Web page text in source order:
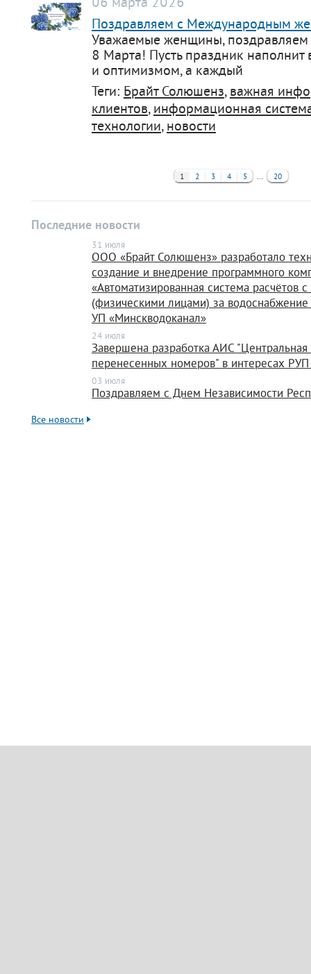
Поздравляем с Международным
Уважаемые женщины,
8 Марта! Пусть праздник наполнит
и оптимизмом, а каждый
Теги: Брайт Солюшенз, важная
клиентов, информационная
технологии, новости
1 2 3 4 5 … 20
Последние новости
31 июля
ООО «Брайт Солюшенз» разработало
создание и внедрение программного
«Автоматизированная система расчётов
(физическими лицами) за
УП «Минскводоканал»
24 июля
Завершена разработка АИС
перенесенных номеров" в интересах
03 июля
Поздравляем с Днем Независимости
Все новости